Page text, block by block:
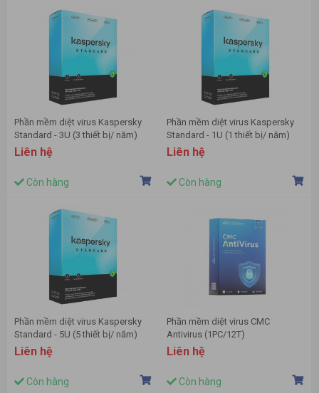
Phần mềm diệt virus Kaspersky
Standard - 3U (3 thiết bị/ năm)
Liên hệ
Còn hàng
Phần mềm diệt virus Kaspersky
Standard - 1U (1 thiết bị/ năm)
Liên hệ
Còn hàng
Phần mềm diệt virus Kaspersky
Standard - 5U (5 thiết bị/ năm)
Liên hệ
Còn hàng
Phần mềm diệt virus CMC
Antivirus (1PC/12T)
Liên hệ
Còn hàng